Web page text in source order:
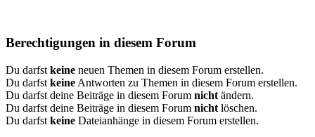
Berechtigungen in diesem Forum
Du darfst keine neuen Themen in diesem Forum erstellen.
Du darfst keine Antworten zu Themen in diesem Forum erstellen.
Du darfst deine Beiträge in diesem Forum nicht ändern.
Du darfst deine Beiträge in diesem Forum nicht löschen.
Du darfst keine Dateianhänge in diesem Forum erstellen.